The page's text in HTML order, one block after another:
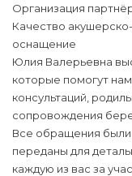
Организация
Качество
оснащение
Юлия Валерьевна
которые помогут
консультаций,
сопровождения
Все обращения были
переданы для
каждую из вас за